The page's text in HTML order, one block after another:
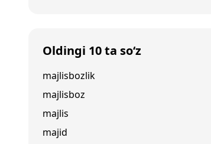
Oldingi 10 ta so‘z
majlisbozlik
majlisboz
majlis
majid